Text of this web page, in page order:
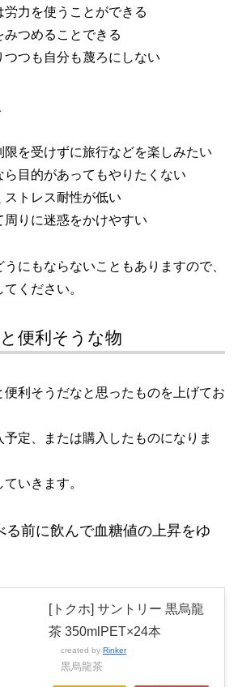
力を使うことができる
つめることできる
つも自分も蔑ろにしない
を受けずに旅行などを楽しみたい
目的があってもやりたくない
トレス耐性が低い
りに迷惑をかけやすい
にもならないこともありますので、
ください。
便利そうな物
利そうだなと思ったものを上げてお
定、または購入したものになりま
いきます。
る前に飲んで血糖値の上昇をゆ
[トクホ] サントリー 黒烏龍
茶 350mlPET×24本
created by Rinker
黒烏龍茶